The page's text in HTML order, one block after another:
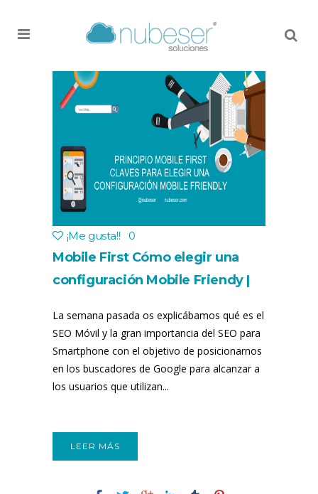
¡Me gusta!! 0
Mobile First Cómo elegir una
configuración Mobile Friendy |
La semana pasada os explicábamos qué es el
SEO Móvil y la gran importancia del SEO para
Smartphone con el objetivo de posicionarnos
en los buscadores de Google para alcanzar a
los usuarios que utilizan...
LEER MÁS